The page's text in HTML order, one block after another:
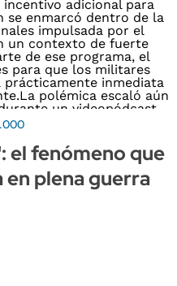
el fenómeno que
en plena guerra